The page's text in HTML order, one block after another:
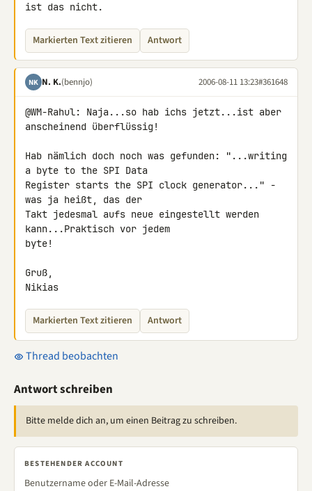
ist das nicht.
Markierten Text zitieren Antwort
NK N. K.(bennjo) 2006-08-11 13:23#361648
@WM-Rahul: Naja...so hab ichs jetzt...ist aber
anscheinend überflüssig!
Hab nämlich doch noch was gefunden: "...writing
a byte to the SPI Data
Register starts the SPI clock generator..." -
was ja heißt, das der
Takt jedesmal aufs neue eingestellt werden
kann...Praktisch vor jedem
byte!
Gruß,
Nikias
Markierten Text zitieren Antwort
Thread beobachten
Antwort schreiben
Bitte melde dich an, um einen Beitrag zu schreiben.
BESTEHENDER ACCOUNT
Benutzername oder E-Mail-Adresse